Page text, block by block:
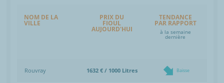
NOM DE LA
VILLE
PRIX DU
FIOUL
AUJOURD'HUI
TENDANCE
PAR RAPPORT
à la semaine
dernière
Rouvray 1632 € / 1000 Litres Baisse